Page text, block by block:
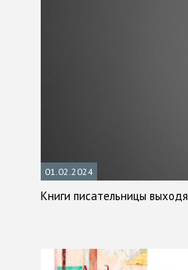
01.02.2024
Книги писательницы